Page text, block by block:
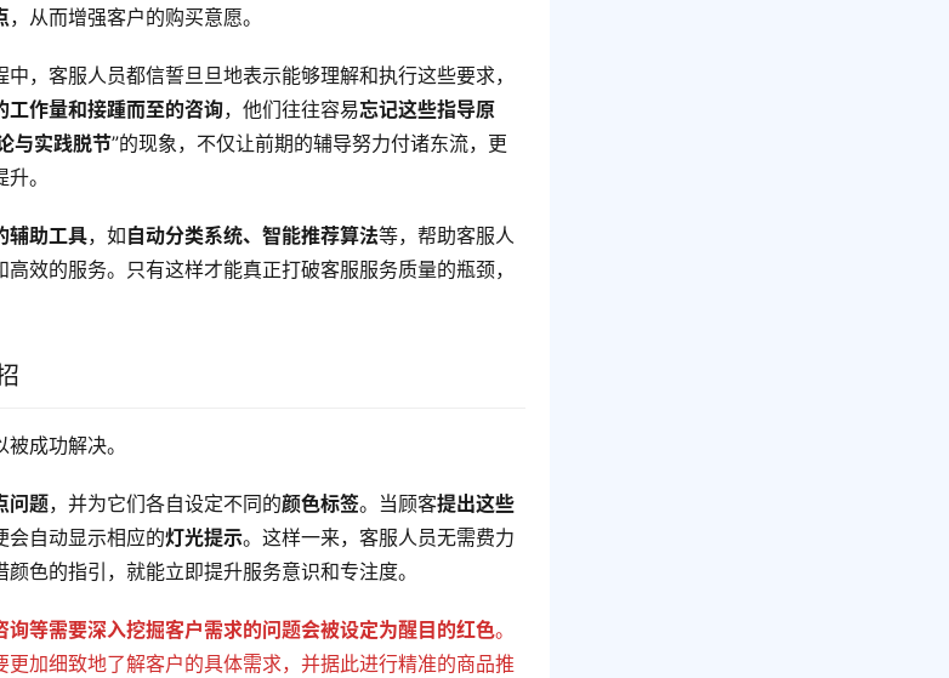
，从而增强客户的购买意愿。
，客服人员都信誓旦旦地表示能够理解和执行这些要求，
工作量和接踵而至的咨询，他们往往容易忘记这些指导原
与实践脱节”的现象，不仅让前期的辅导努力付诸东流，更
。
辅助工具，如自动分类系统、智能推荐算法等，帮助客服人
效的服务。只有这样才能真正打破客服服务质量的瓶颈，
成功解决。
问题，并为它们各自设定不同的颜色标签。当顾客提出这些
会自动显示相应的灯光提示。这样一来，客服人员无需费力
色的指引，就能立即提升服务意识和专注度。
询等需要深入挖掘客户需求的问题会被设定为醒目的红色。
加细致地了解客户的具体需求，并据此进行精准的商品推